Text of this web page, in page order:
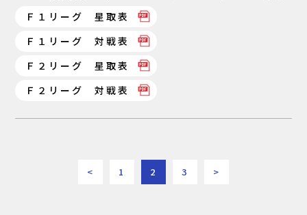
Ｆ１リーグ 星取表
Ｆ１リーグ 対戦表
Ｆ２リーグ 星取表
Ｆ２リーグ 対戦表
< 1 2 3 >